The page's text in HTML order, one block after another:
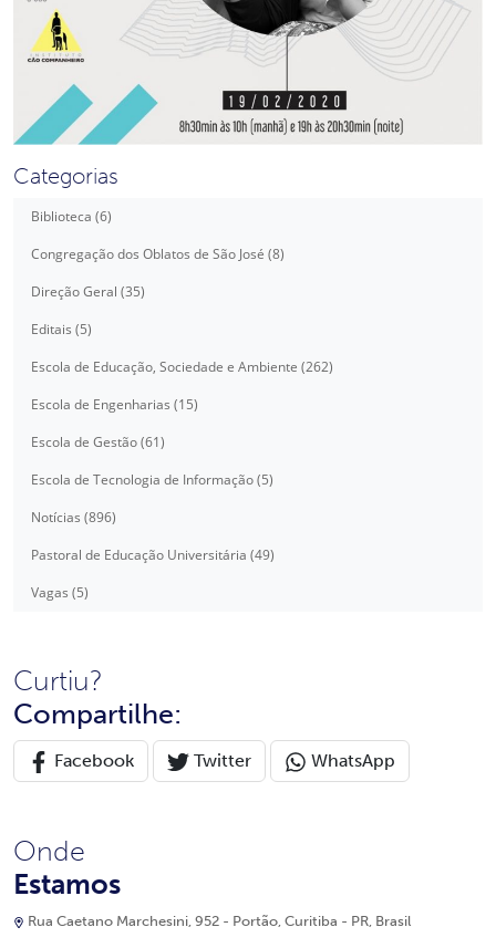
Categorias
Biblioteca (6)
Congregação dos Oblatos de São José (8)
Direção Geral (35)
Editais (5)
Escola de Educação, Sociedade e Ambiente (262)
Escola de Engenharias (15)
Escola de Gestão (61)
Escola de Tecnologia de Informação (5)
Notícias (896)
Pastoral de Educação Universitária (49)
Vagas (5)
Curtiu?
Compartilhe:
Facebook Twitter WhatsApp
Onde
Estamos
Rua Caetano Marchesini, 952 - Portão, Curitiba - PR, Brasil